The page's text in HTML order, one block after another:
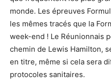
monde. Les épreuves
les mêmes tracés que la
week-end ! Le Réunionnais
chemin de Lewis Hamilton,
en titre, même si cela sera
protocoles sanitaires.